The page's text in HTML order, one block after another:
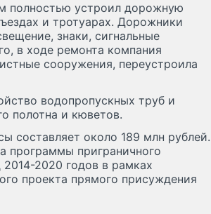
полностью устроил дорожную
и тротуарах. Дорожники
знаки, сигнальные
в ходе ремонта компания
сооружения, переустроила
водопропускных труб и
полотна и кюветов.
составляет около 189 млн рублей.
программы приграничного
2020 годов в рамках
проекта прямого присуждения